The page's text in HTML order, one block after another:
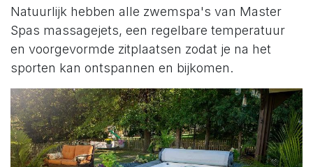
Natuurlijk hebben alle zwemspa's van Master
Spas massagejets, een regelbare temperatuur
en voorgevormde zitplaatsen zodat je na het
sporten kan ontspannen en bijkomen.